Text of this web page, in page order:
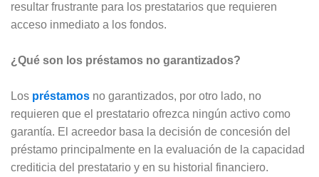
resultar frustrante para los prestatarios que requieren
acceso inmediato a los fondos.
¿Qué son los préstamos no garantizados?
Los préstamos no garantizados, por otro lado, no
requieren que el prestatario ofrezca ningún activo como
garantía. El acreedor basa la decisión de concesión del
préstamo principalmente en la evaluación de la capacidad
crediticia del prestatario y en su historial financiero.